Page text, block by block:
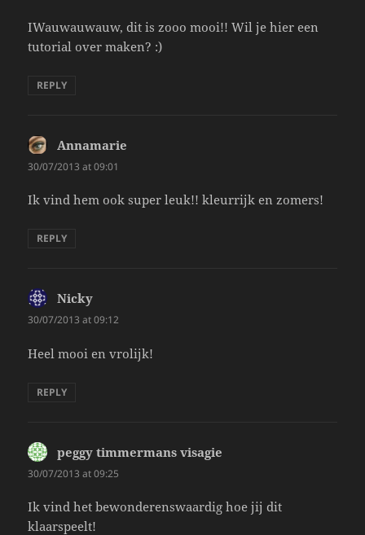
IWauwauwauw, dit is zooo mooi!! Wil je hier een
tutorial over maken? :)
REPLY
Annamarie
30/07/2013 at 09:01
Ik vind hem ook super leuk!! kleurrijk en zomers!
REPLY
Nicky
30/07/2013 at 09:12
Heel mooi en vrolijk!
REPLY
peggy timmermans visagie
30/07/2013 at 09:25
Ik vind het bewonderenswaardig hoe jij dit
klaarspeelt!